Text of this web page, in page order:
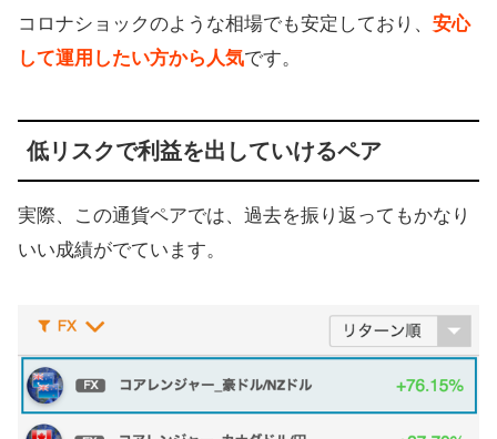
コロナショックのような相場でも安定しており、 安心
して運用したい方から人気です。
低リスクで利益を出していけるペア
実際、この通貨ペアでは、過去を振り返ってもかなり
いい成績がでています。